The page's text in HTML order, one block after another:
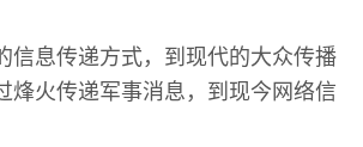
信息传递方式，到现代的大众传播
烽火传递军事消息，到现今网络信